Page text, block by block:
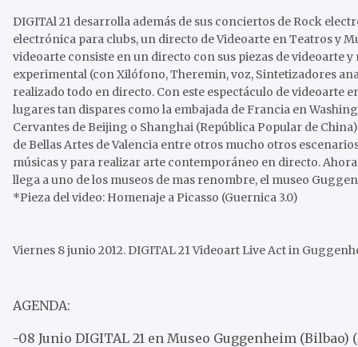
DIGITAl 21 desarrolla además de sus conciertos de Rock
electrónica para clubs, un directo de Videoarte en Teatros y
videoarte consiste en un directo con sus piezas de videoarte
experimental (con Xilófono, Theremin, voz, Sintetizadores
realizado todo en directo. Con este espectáculo de videoarte
lugares tan dispares como la embajada de Francia en
Cervantes de Beijing o Shanghai (República Popular de
de Bellas Artes de Valencia entre otros mucho otros
músicas y para realizar arte contemporáneo en directo.
llega a uno de los museos de mas renombre, el museo
*Pieza del video: Homenaje a Picasso (Guernica 3.0)
Viernes 8 junio 2012. DIGITAL 21 Videoart Live Act in
AGENDA:
-08 Junio DIGITAL 21 en Museo Guggenheim (Bilbao)